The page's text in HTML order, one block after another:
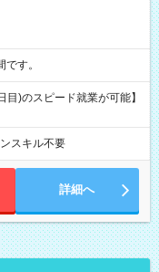
間です。
)のスピード就業が可能】
スキル不要
詳細へ